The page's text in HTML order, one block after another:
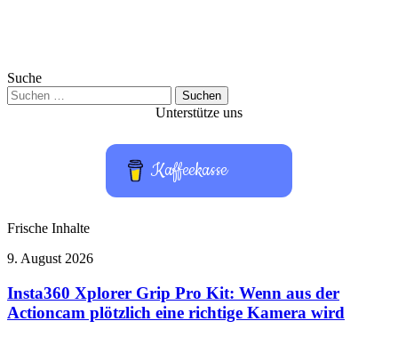
Suche
Suchen
nach:
Unterstütze uns
Kaffeekasse
Frische Inhalte
Insta360
Grip
Pro
Kit:
9. August 2026
Insta360 Xplorer Grip Pro Kit: Wenn aus der
Actioncam plötzlich eine richtige Kamera wird